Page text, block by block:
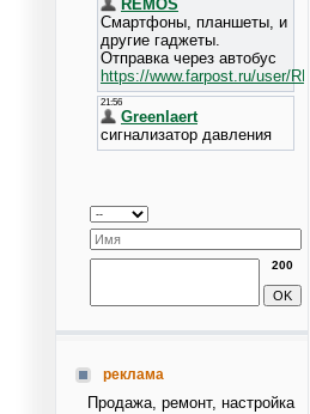
200
реклама
Продажа, ремонт, настройка